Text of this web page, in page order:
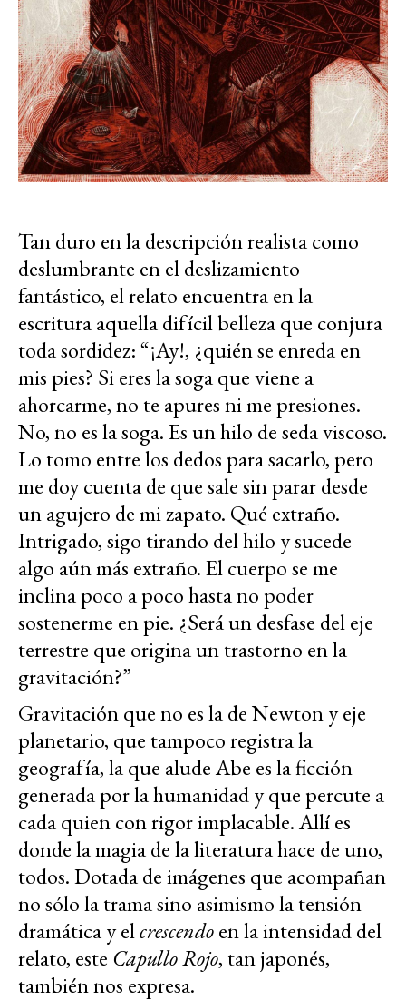
Tan duro en la descripción realista como
deslumbrante en el deslizamiento
fantástico, el relato encuentra en la
escritura aquella difícil belleza que conjura
toda sordidez: “¡Ay!, ¿quién se enreda en
mis pies? Si eres la soga que viene a
ahorcarme, no te apures ni me presiones.
No, no es la soga. Es un hilo de seda viscoso.
Lo tomo entre los dedos para sacarlo, pero
me doy cuenta de que sale sin parar desde
un agujero de mi zapato. Qué extraño.
Intrigado, sigo tirando del hilo y sucede
algo aún más extraño. El cuerpo se me
inclina poco a poco hasta no poder
sostenerme en pie. ¿Será un desfase del eje
terrestre que origina un trastorno en la
gravitación?”
Gravitación que no es la de Newton y eje
planetario, que tampoco registra la
geografía, la que alude Abe es la ficción
generada por la humanidad y que percute a
cada quien con rigor implacable. Allí es
donde la magia de la literatura hace de uno,
todos. Dotada de imágenes que acompañan
no sólo la trama sino asimismo la tensión
dramática y elcrescendoen la intensidad del
relato, este Capullo Rojo, tan japonés,
también nos expresa.